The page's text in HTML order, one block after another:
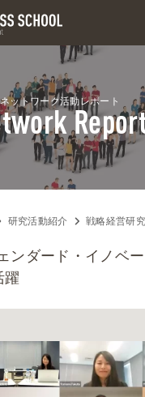
ネットワーク活動レポート
研究活動紹介 戦略経営研
ンダード・イノベ
躍